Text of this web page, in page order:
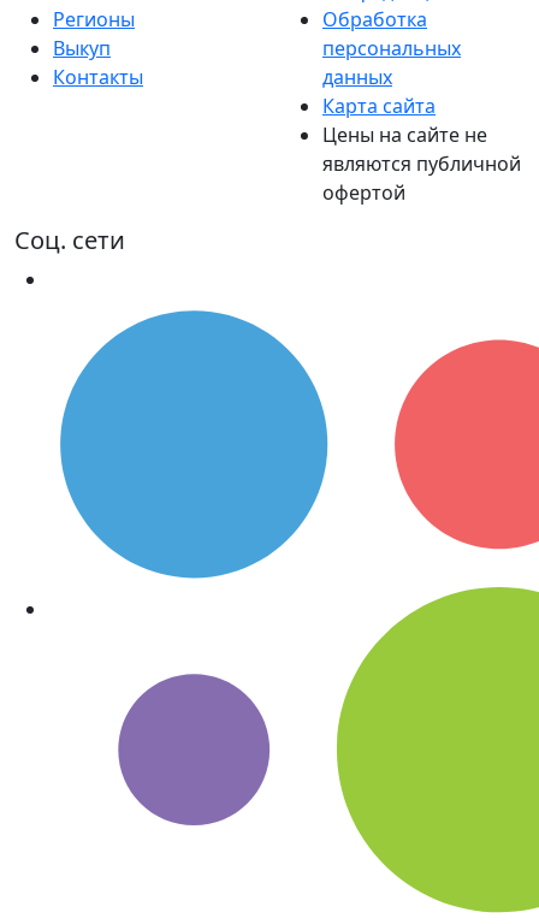
Регионы
Выкуп
Контакты
Обработка
персональных
данных
Карта сайта
Цены на сайте не
являются публичной
офертой
Соц. сети